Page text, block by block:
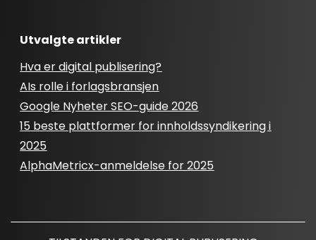
Utvalgte artikler
Hva er digital publisering?
AIs rolle i forlagsbransjen
Google Nyheter SEO-guide 2026
15 beste plattformer for innholdssyndikering i
2025
AlphaMetricx-anmeldelse for 2025